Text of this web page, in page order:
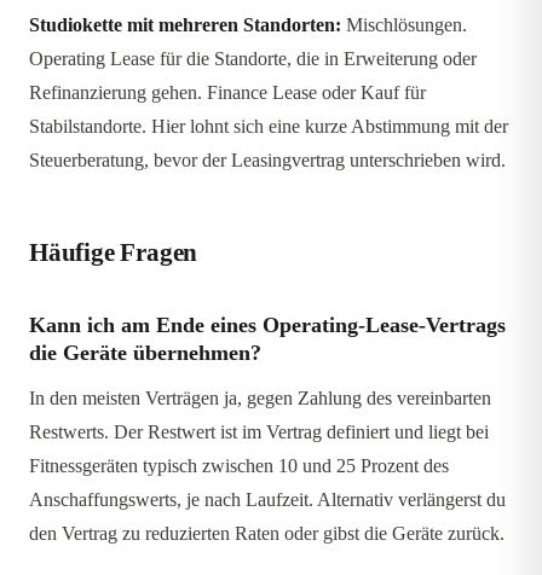
Studiokette mit mehreren Standorten: Mischlösungen.
Operating Lease für die Standorte, die in Erweiterung oder
Refinanzierung gehen. Finance Lease oder Kauf für
Stabilstandorte. Hier lohnt sich eine kurze Abstimmung mit der
Steuerberatung, bevor der Leasingvertrag unterschrieben wird.
Häufige Fragen
Kann ich am Ende eines Operating-Lease-Vertrags
die Geräte übernehmen?
In den meisten Verträgen ja, gegen Zahlung des vereinbarten
Restwerts. Der Restwert ist im Vertrag definiert und liegt bei
Fitnessgeräten typisch zwischen 10 und 25 Prozent des
Anschaffungswerts, je nach Laufzeit. Alternativ verlängerst du
den Vertrag zu reduzierten Raten oder gibst die Geräte zurück.